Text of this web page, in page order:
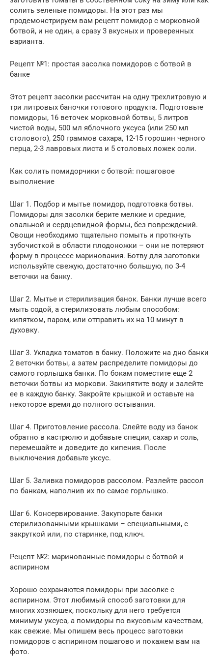
солить зеленые помидоры. На этот раз мы
продемонстрируем вам рецепт помидор с морковной
ботвой, и не один, а сразу 3 вкусных и проверенных
варианта.
Рецепт №1: простая засолка помидоров с ботвой в
банке
Этот рецепт засолки рассчитан на одну трехлитровую и
три литровых баночки готового продукта. Подготовьте
помидоры, 16 веточек морковной ботвы, 5 литров
чистой воды, 500 мл яблочного уксуса (или 250 мл
столового), 250 граммов сахара, 12-15 горошин черного
перца, 2-3 лавровых листа и 5 столовых ложек соли.
Как солить помидорчики с ботвой: пошаговое
выполнение
Шаг 1. Подбор и мытье помидор, подготовка ботвы.
Помидоры для засолки берите мелкие и средние,
овальной и сердцевидной формы, без повреждений.
Овощи необходимо тщательно помыть и проткнуть
зубочисткой в области плодоножки – они не потеряют
форму в процессе маринования. Ботву для заготовки
используйте свежую, достаточно большую, по 3-4
веточки на банку.
Шаг 2. Мытье и стерилизация банок. Банки лучше всего
мыть содой, а стерилизовать любым способом:
кипятком, паром, или отправить их на 10 минут в
духовку.
Шаг 3. Укладка томатов в банку. Положите на дно банки
2 веточки ботвы, а затем распределите помидоры до
самого горлышка банки. По бокам поместите еще 2
веточки ботвы из моркови. Закипятите воду и залейте
ее в каждую банку. Закройте крышкой и оставьте на
некоторое время до полного остывания.
Шаг 4. Приготовление рассола. Слейте воду из банок
обратно в кастрюлю и добавьте специи, сахар и соль,
перемешайте и доведите до кипения. После
выключения добавьте уксус.
Шаг 5. Заливка помидоров рассолом. Разлейте рассол
по банкам, наполнив их по самое горлышко.
Шаг 6. Консервирование. Закупорьте банки
стерилизованными крышками – специальными, с
закруткой или, по старинке, под ключ.
Рецепт №2: маринованные помидоры с ботвой и
аспирином
Хорошо сохраняются помидоры при засолке с
аспирином. Этот любимый способ заготовки для
многих хозяюшек, поскольку для него требуется
минимум уксуса, а помидоры по вкусовым качествам,
как свежие. Мы опишем весь процесс заготовки
помидоров с аспирином пошагово и покажем вам на
фото.